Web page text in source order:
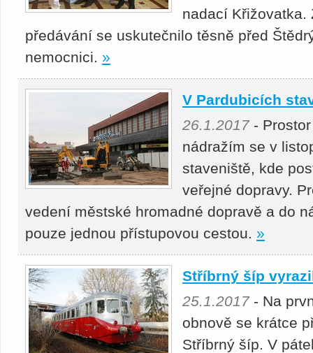
nadací
předávání se uskutečnilo těsně před
nemocnici. »
V Pardubicích
26.1.2017- Prostor
nádražím se v
staveniště, kde
veřejné dopravy.
vedení městské hromadné dopravě a do
pouze jednou přístupovou cestou. »
Stříbrný šíp
25.1.2017- Na
obnově se krátce
Stříbrný šíp. V